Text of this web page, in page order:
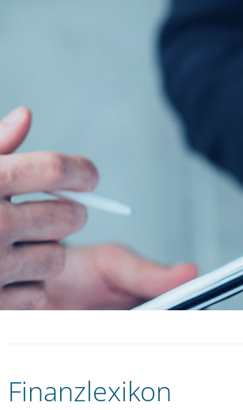
Finanzlexikon